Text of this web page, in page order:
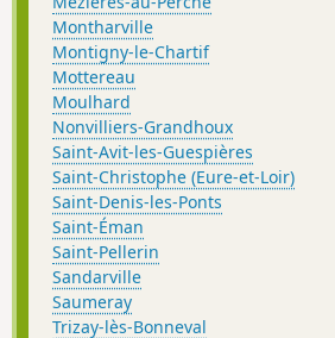
Montharville
Montigny-le-Chartif
Mottereau
Moulhard
Nonvilliers-Grandhoux
Saint-Avit-les-Guespières
Saint-Christophe (Eure-et-Loir)
Saint-Denis-les-Ponts
Saint-Éman
Saint-Pellerin
Sandarville
Saumeray
Trizay-lès-Bonneval